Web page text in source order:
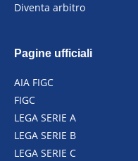
Diventa arbitro
Pagine ufficiali
AIA FIGC
FIGC
LEGA SERIE A
LEGA SERIE B
LEGA SERIE C